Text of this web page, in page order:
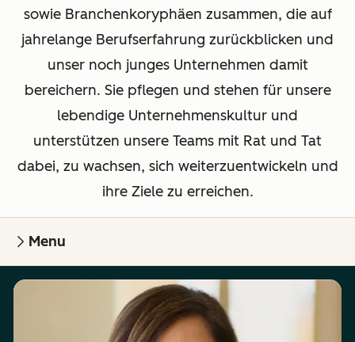
sowie Branchenkoryphäen zusammen, die auf
jahrelange Berufserfahrung zurückblicken und
unser noch junges Unternehmen damit
bereichern. Sie pflegen und stehen für unsere
lebendige Unternehmenskultur und
unterstützen unsere Teams mit Rat und Tat
dabei, zu wachsen, sich weiterzuentwickeln und
ihre Ziele zu erreichen.
Menu